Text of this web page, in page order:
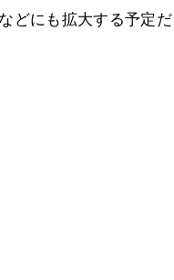
どにも拡大する予定だ